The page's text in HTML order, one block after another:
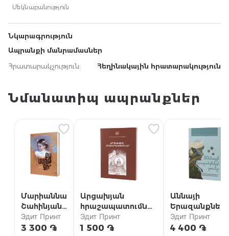
Մեկնաբանություն
Նկարագրություն
Ապրանքի մանրամասներ
Հրատարակչություն: Հեղինակային հրատարակություն
Նմանատիպ ապրանքներ
Մարիաննա
Շահինյան /
Բա ամոթ
չի՞
Эдит Принт
3 300 ֏
Արցախյան
հրաշապատումներ
/ Մաս Ա (Արցախի
թեմի
Эдит Принт
1 500 ֏
Աննայի
Երազանքների
տունը {5} /
«Աննան
Эдит Принт
4 400 ֏